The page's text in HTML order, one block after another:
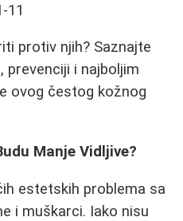
11
protiv njih? Saznajte
prevenciji i najboljim
ovog čestog kožnog
Manje Vidljive?
estetskih problema sa
i muškarci. Iako nisu